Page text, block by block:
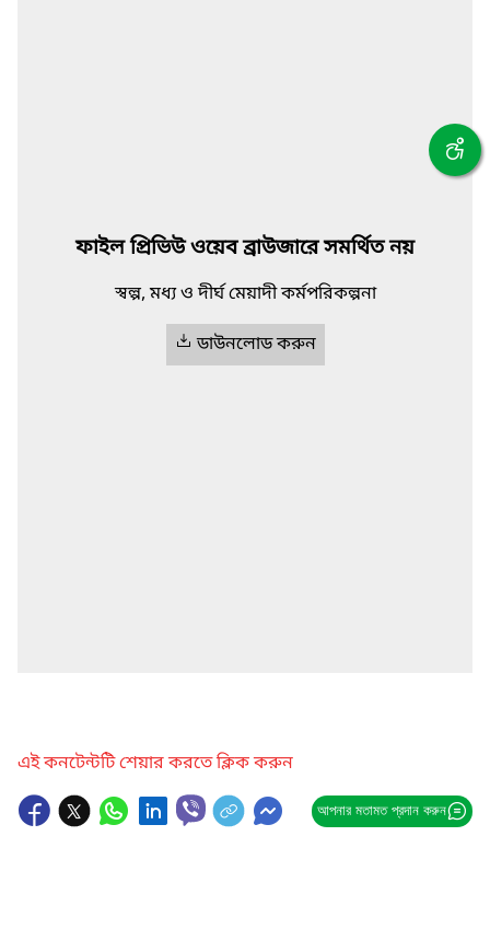
ফাইল প্রিভিউ ওয়েব ব্রাউজারে সমর্থিত নয়
স্বল্প, মধ্য ও দীর্ঘ মেয়াদী কর্মপরিকল্পনা
ডাউনলোড করুন
এই কনটেন্টটি শেয়ার করতে ক্লিক করুন
আপনার মতামত প্রদান করুন